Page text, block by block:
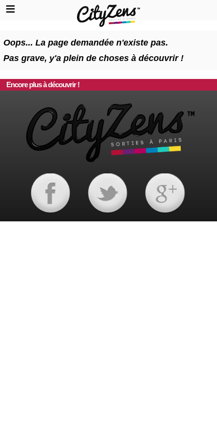
Oops... La page demandée n'existe pas.
Pas grave, y'a plein de choses à découvrir !
Encore plus à découvrir !